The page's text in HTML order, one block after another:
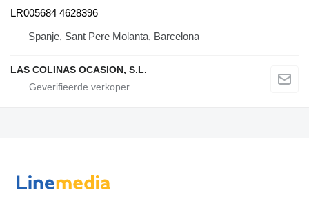
LR005684 4628396
Spanje, Sant Pere Molanta, Barcelona
LAS COLINAS OCASION, S.L.